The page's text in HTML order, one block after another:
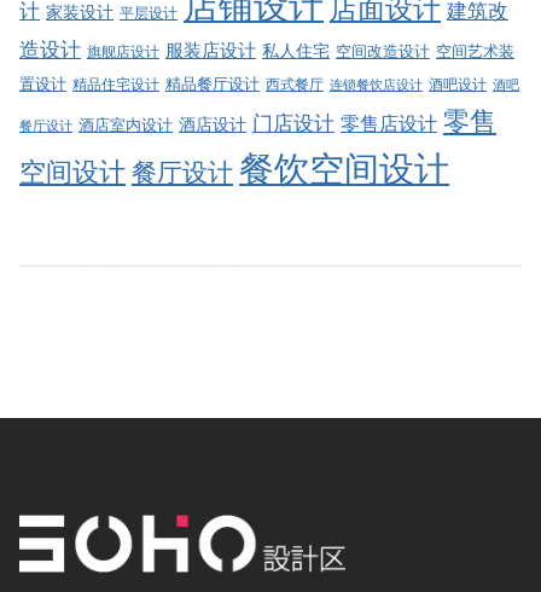
计 家装设计 平层设计 店面设计 建筑改
造设计 旗舰店设计 服装店设计 私人住宅 空间改造设计 空间艺术装
置设计 精品住宅设计 精品餐厅设计 西式餐厅 连锁餐饮店设计 酒吧设计 酒吧
餐厅设计 酒店室内设计 酒店设计 门店设计 零售店设计 零售
空间设计餐厅设计 餐饮空间设计